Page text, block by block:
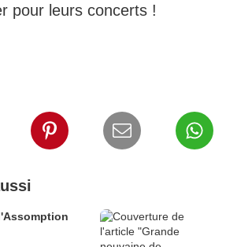
pour leurs concerts !